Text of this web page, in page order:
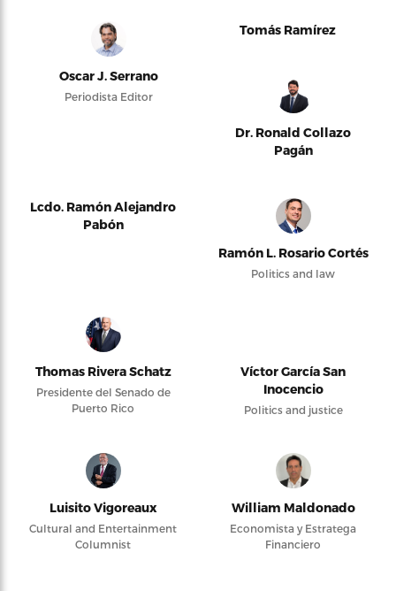
Oscar J. Serrano
Periodista Editor
Tomás Ramírez
Dr. Ronald Collazo
Pagán
Lcdo. Ramón Alejandro
Pabón
Ramón L. Rosario Cortés
Politics and law
Thomas Rivera Schatz
Presidente del Senado de
Puerto Rico
Víctor García San
Inocencio
Politics and justice
Luisito Vigoreaux
Cultural and Entertainment
Columnist
William Maldonado
Economista y Estratega
Financiero